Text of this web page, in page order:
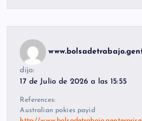
dijo:
17 de Julio de 2026 a las 15:55
References:
Australian pokies payid